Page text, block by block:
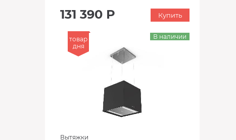
131 390 Р Купить
товар
дня
Вытяжки
В наличии